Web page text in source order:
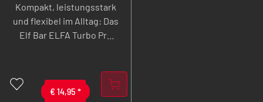
€ 14,95 *
Kompakt, leistungsstark
und flexibel im Alltag: Das
Elf Bar ELFA Turbo Pro
Akkuleistung, bis zu 18
Watt, Durable- und Turbo-